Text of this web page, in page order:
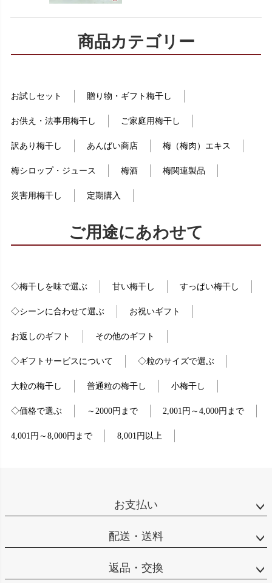
商品カテゴリー
お試しセット 贈り物・ギフト梅干し
お供え・法事用梅干し ご家庭用梅干し
訳あり梅干し あんばい商店 梅（梅肉）エキス
梅シロップ・ジュース 梅酒 梅関連製品
災害用梅干し 定期購入
ご用途にあわせて
◇梅干しを味で選ぶ 甘い梅干し すっぱい梅干し
◇シーンに合わせて選ぶ お祝いギフト
お返しのギフト その他のギフト
◇ギフトサービスについて ◇粒のサイズで選ぶ
大粒の梅干し 普通粒の梅干し 小梅干し
◇価格で選ぶ ～2000円まで 2,001円～4,000円まで
4,001円～8,000円まで 8,001円以上
お支払い
配送・送料
返品・交換